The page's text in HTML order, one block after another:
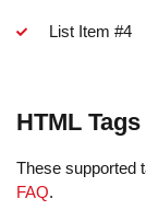
List Item #4
HTML Tags
These supported
FAQ.